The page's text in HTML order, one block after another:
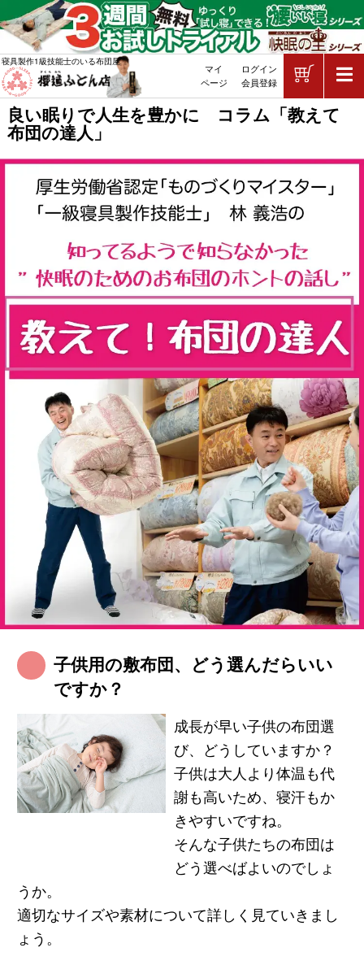
良い眠りで人生を豊かに コラム「教えて
布団の達人」
敷布団・掛け布団・羽毛布団・マ
寝具製作1級技能士のいる布団屋
マイ
ページ
ログイン
会員登録
子供用の敷布団、どう選んだらいい
ですか？
成長が早い子供の布団選
び、どうしていますか？
子供は大人より体温も代
謝も高いため、寝汗もか
きやすいですね。
そんな子供たちの布団は
どう選べばよいのでしょ
うか。
適切なサイズや素材について詳しく見ていきまし
ょう。